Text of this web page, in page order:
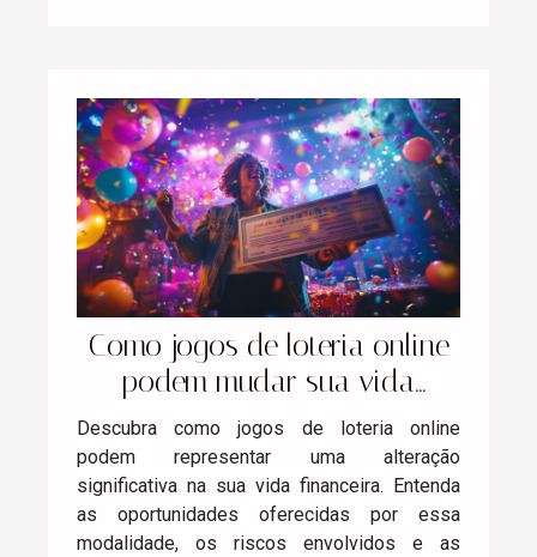
Como jogos de loteria online
podem mudar sua vida
financeira
Descubra como jogos de loteria online
podem representar uma alteração
significativa na sua vida financeira. Entenda
as oportunidades oferecidas por essa
modalidade, os riscos envolvidos e as